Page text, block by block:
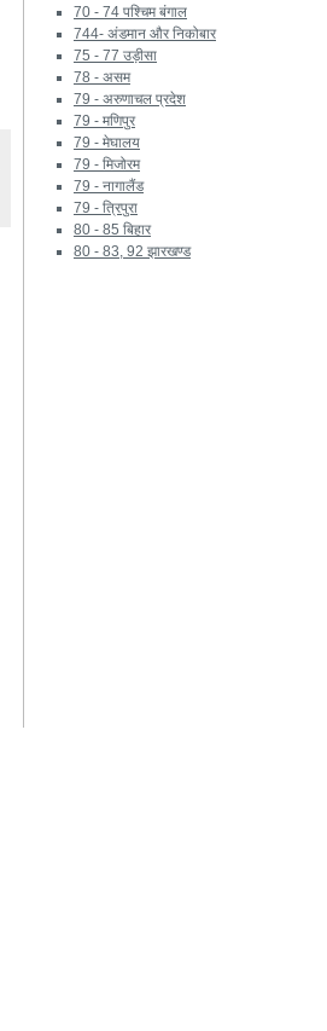
70 - 74 पश्चिम बंगाल
744- अंडमान और निकोबार
75 - 77 उड़ीसा
78 - असम
79 - अरुणाचल प्रदेश
79 - मणिपुर
79 - मेघालय
79 - मिजोरम
79 - नागालैंड
79 - त्रिपुरा
80 - 85 बिहार
80 - 83, 92 झारखण्ड